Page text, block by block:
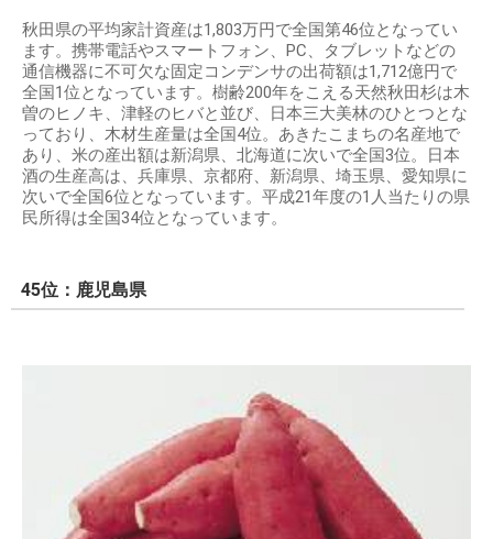
秋田県の平均家計資産は1,803万円で全国第46位となってい
ます。携帯電話やスマートフォン、PC、タブレットなどの
通信機器に不可欠な固定コンデンサの出荷額は1,712億円で
全国1位となっています。樹齢200年をこえる天然秋田杉は木
曽のヒノキ、津軽のヒバと並び、日本三大美林のひとつとな
っており、木材生産量は全国4位。あきたこまちの名産地で
あり、米の産出額は新潟県、北海道に次いで全国3位。日本
酒の生産高は、兵庫県、京都府、新潟県、埼玉県、愛知県に
次いで全国6位となっています。平成21年度の1人当たりの県
民所得は全国34位となっています。
45位：鹿児島県